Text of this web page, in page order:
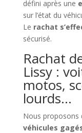
défini après une
sur l’état du
Le rachat
sécurisé.
Rachat
Lissy :
motos,
lourds…
Nous proposons
véhicules